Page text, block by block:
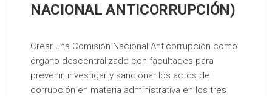
NACIONAL ANTICORRUPCIÓN)
Crear una Comisión Nacional Anticorrupción como
órgano descentralizado con facultades para
prevenir, investigar y sancionar los actos de
corrupción en materia administrativa en los tres